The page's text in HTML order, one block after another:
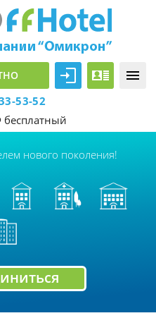
53-52
нового поколения!